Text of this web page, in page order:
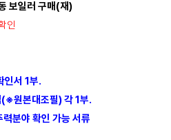
보일러 구매(재)
인
인서 1부.
(※원본대조필)각1부.
분야 확인 가능 서류